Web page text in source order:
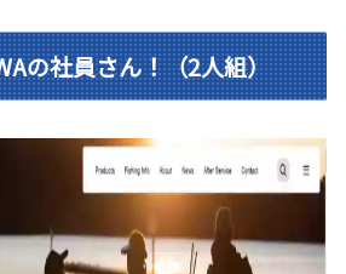
の社員さん！（2人組）